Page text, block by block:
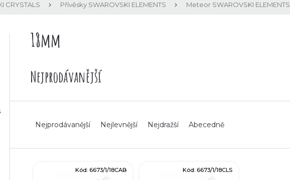
CRYSTALS Přívěsky SWAROVSKI ELEMENTS Meteor SWAROVSKI ELEMENTS
18mm
Nejprodávanější
Nejprodávanější Nejlevnější Nejdražší Abecedně
Kód: 6673/1/18CAB Kód: 6673/1/18CLS